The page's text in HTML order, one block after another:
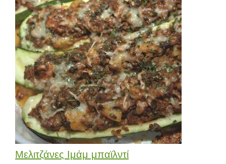
Μελιτζάνες Ιμάμ μπαϊλντί